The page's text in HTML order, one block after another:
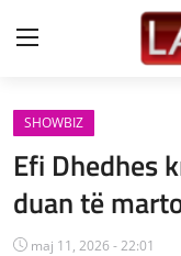
Shtëpi
LAJME MAQEDONI
SHQIPERI
SHOWBIZ
Efi Dhedhes
duan të
maj 11, 2026 - 22:01